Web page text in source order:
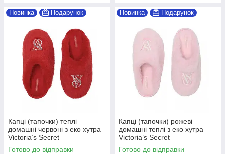
Новинка Подарунок
Капці (тапочки) теплі
домашні червоні з еко хутра
Victoria’s Secret
Готово до відправки
Новинка Подарунок
Капці (тапочки) рожеві
домашні теплі з еко хутра
Victoria’s Secret
Готово до відправки